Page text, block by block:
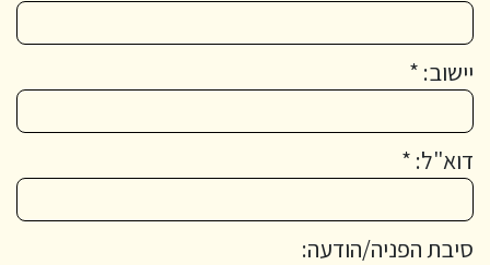
יישוב: *
דוא"ל: *
סיבת הפניה/הודעה: